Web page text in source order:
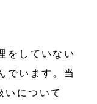
をしていない
でいます。当
いについて